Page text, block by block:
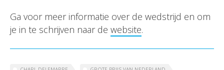
Ga voor meer informatie over de wedstrijd en om
je in te schrijven naar de website.